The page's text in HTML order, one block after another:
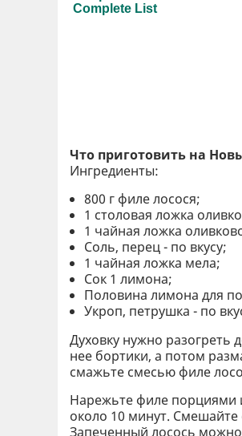
Что приготовить на
Ингредиенты:
800 г филе лосося;
1 столовая ложка
1 чайная ложка
Соль, перец - по вкусу;
1 чайная ложка мела;
Сок 1 лимона;
Половина лимона для
Укроп, петрушка - по
Духовку нужно разогреть
нее бортики, а потом
смажьте смесью филе
Нарежьте филе порциями
около 10 минут.
Запеченный лосось